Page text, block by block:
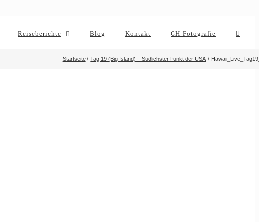
Reiseberichte Blog Kontakt GH-Fotografie
Startseite Tag 19 (Big Island) – Südlichster Punkt der USA